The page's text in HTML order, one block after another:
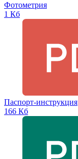
Фотометрия
1 Кб
Паспорт-инструкция
166 Кб